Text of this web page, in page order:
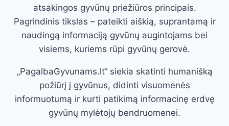
atsakingos gyvūnų priežiūros principais.
Pagrindinis tikslas – pateikti aiškią, suprantamą ir
naudingą informaciją gyvūnų augintojams bei
visiems, kuriems rūpi gyvūnų gerovė.
„PagalbaGyvunams.lt“ siekia skatinti humanišką
požiūrį į gyvūnus, didinti visuomenės
informuotumą ir kurti patikimą informacinę erdvę
gyvūnų mylėtojų bendruomenei.